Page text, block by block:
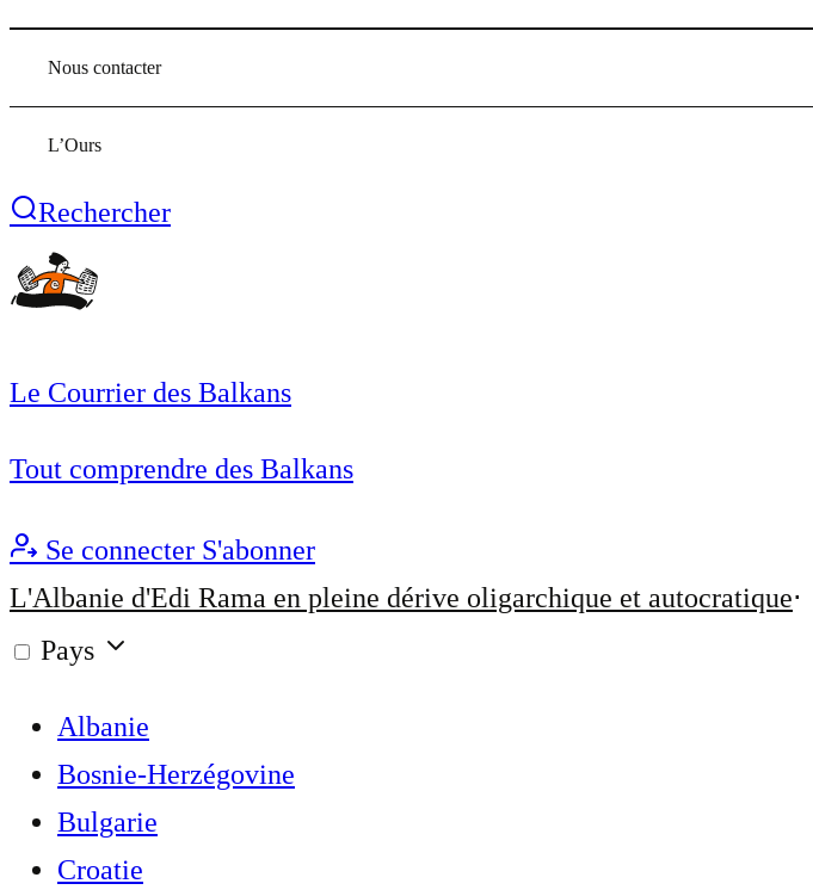
Nous contacter
L’Ours
Rechercher
Le Courrier des Balkans
Tout comprendre des Balkans
Se connecter S'abonner
L'Albanie d'Edi Rama en pleine dérive oligarchique et autocratique
Pays
Albanie
Bosnie-Herzégovine
Bulgarie
Croatie